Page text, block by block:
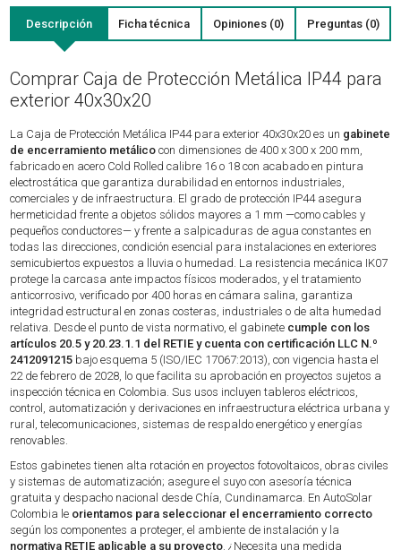
Descripción Ficha técnica Opiniones (0) Preguntas (0)
Comprar Caja de Protección Metálica IP44 para
exterior 40x30x20
La Caja de Protección Metálica IP44 para exterior 40x30x20 es un gabinete
de encerramiento metálicocon dimensiones de 400 x 300 x 200 mm,
fabricado en acero Cold Rolled calibre 16 o 18 con acabado en pintura
electrostática que garantiza durabilidad en entornos industriales,
comerciales y de infraestructura. El grado de protección IP44 asegura
hermeticidad frente a objetos sólidos mayores a 1 mm —como cables y
pequeños conductores— y frente a salpicaduras de agua constantes en
todas las direcciones, condición esencial para instalaciones en exteriores
semicubiertos expuestos a lluvia o humedad. La resistencia mecánica IK07
protege la carcasa ante impactos físicos moderados, y el tratamiento
anticorrosivo, verificado por 400 horas en cámara salina, garantiza
integridad estructural en zonas costeras, industriales o de alta humedad
relativa. Desde el punto de vista normativo, el gabinete cumple con los
artículos 20.5 y 20.23.1.1 del RETIE y cuenta con certificación LLC N.º
2412091215 bajo esquema 5 (ISO/IEC 17067:2013), con vigencia hasta el
22 de febrero de 2028, lo que facilita su aprobación en proyectos sujetos a
inspección técnica en Colombia. Sus usos incluyen tableros eléctricos,
control, automatización y derivaciones en infraestructura eléctrica urbana y
rural, telecomunicaciones, sistemas de respaldo energético y energías
renovables.
Estos gabinetes tienen alta rotación en proyectos fotovoltaicos, obras civiles
y sistemas de automatización; asegure el suyo con asesoría técnica
gratuita y despacho nacional desde Chía, Cundinamarca. En AutoSolar
Colombia le orientamos para seleccionar el encerramiento correcto
según los componentes a proteger, el ambiente de instalación y la
normativa RETIE aplicable a su proyecto . ¿Necesita una medida